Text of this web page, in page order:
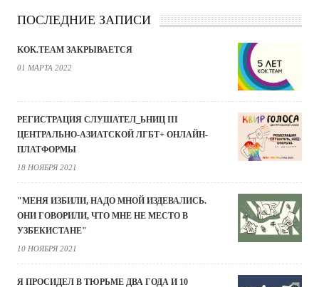
ПОСЛЕДНИЕ ЗАПИСИ
KOK.TEAM ЗАКРЫВАЕТСЯ
01 МАРТА 2022
РЕГИСТРАЦИЯ СЛУШАТЕЛ_ЬНИЦ III
ЦЕНТРАЛЬНО-АЗИАТСКОЙ ЛГБТ+ ОНЛАЙН-
ПЛАТФОРМЫ
18 НОЯБРЯ 2021
"МЕНЯ ИЗБИЛИ, НАДО МНОЙ ИЗДЕВАЛИСЬ.
ОНИ ГОВОРИЛИ, ЧТО МНЕ НЕ МЕСТО В
УЗБЕКИСТАНЕ"
10 НОЯБРЯ 2021
Я ПРОСИДЕЛ В ТЮРЬМЕ ДВА ГОДА И 10